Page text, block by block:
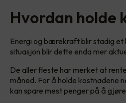
Hvordan holde
Energi og bærekraft blir stadig
situasjon blir dette enda mer
De aller fleste har merket at
måned. For å holde kostnadene
kan spare mest penger på å